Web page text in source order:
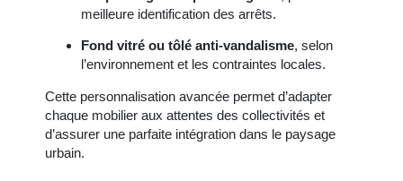
meilleure identification des arrêts.
Fond vitré ou tôlé anti-vandalisme, selon
l’environnement et les contraintes locales.
Cette personnalisation avancée permet d’adapter
chaque mobilier aux attentes des collectivités et
d’assurer une parfaite intégration dans le paysage
urbain.